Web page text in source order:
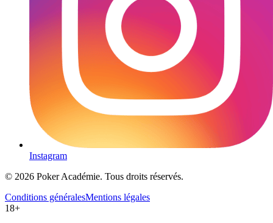
Instagram
© 2026 Poker Académie. Tous droits réservés.
Conditions généralesMentions légales
18+